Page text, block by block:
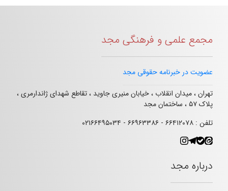
مجمع علمی و فرهنگی مجد
عضویت در خبرنامه حقوقی مجد
تهران ، میدان انقلاب ، خیابان منیری جاوید ، تقاطع شهدای ژاندارمری ،
پلاک ۵۷ ، ساختمان مجد
تلفن : ۶۶۴۱۲۰۷۸ - ۶۶۹۶۳۳۸۶ - ۰۲۱۶۶۴۹۵۰۳۴
درباره مجد